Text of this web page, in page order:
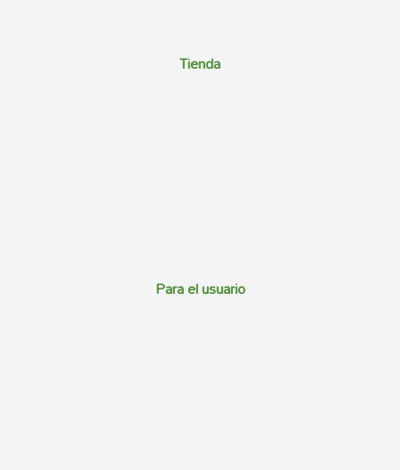
Tienda
Para el usuario